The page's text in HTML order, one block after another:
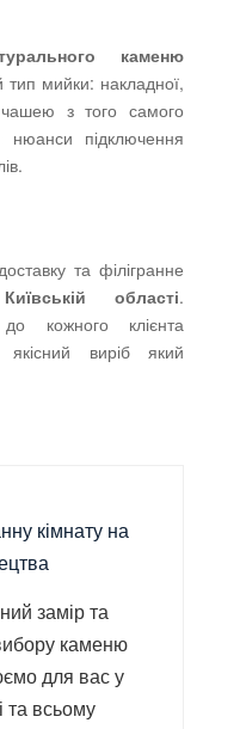
каменю
тип мийки: накладної,
чашею з того самого
підключення
та філігранне
Київській області.
до кожного клієнта
виріб який
кімнату на
замір та
каменю
для вас у
та всьому